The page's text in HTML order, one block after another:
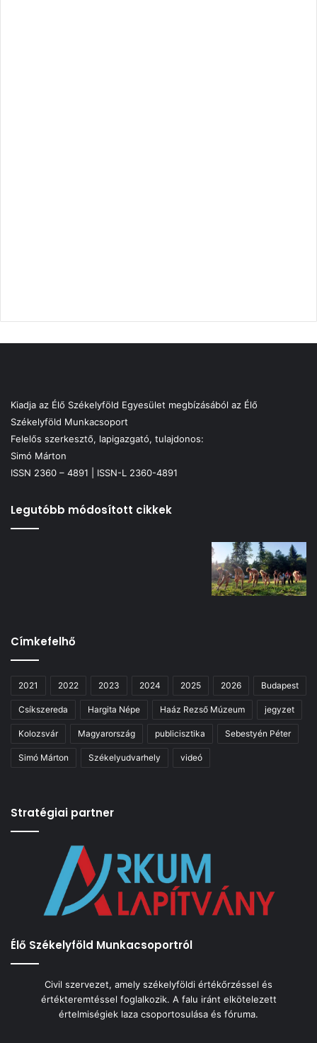
Kiadja az Élő Székelyföld Egyesület megbízásából az Élő
Székelyföld Munkacsoport
Felelős szerkesztő, lapigazgató, tulajdonos:
Simó Márton
ISSN 2360 – 4891 | ISSN-L 2360-4891
Legutóbb módosított cikkek
Címkefelhő
2021 2022 2023 2024 2025 2026 Budapest
Csíkszereda Hargita Népe Haáz Rezső Múzeum jegyzet
Kolozsvár Magyarország publicisztika Sebestyén Péter
Simó Márton Székelyudvarhely videó
Stratégiai partner
Élő Székelyföld Munkacsoportról
Civil szervezet, amely székelyföldi értékőrzéssel és
értékteremtéssel foglalkozik. A falu iránt elkötelezett
értelmiségiek laza csoportosulása és fóruma.